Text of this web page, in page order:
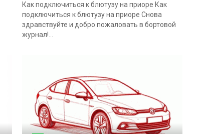
Как подключиться к блютузу на приоре Как
подключиться к блютузу на приоре Снова
здравствуйте и добро пожаловать в бортовой
журнал!...